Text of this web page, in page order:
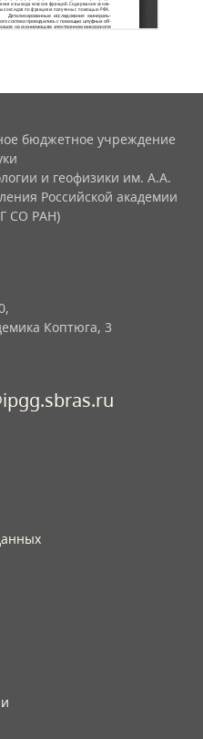
бюджетное учреждение
и геофизики им. А.А.
Российской академии
СО РАН)
Коптюга, 3